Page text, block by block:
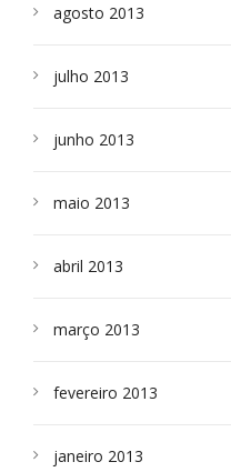
agosto 2013
julho 2013
junho 2013
maio 2013
abril 2013
março 2013
fevereiro 2013
janeiro 2013